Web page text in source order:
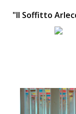
"Il Soffitto